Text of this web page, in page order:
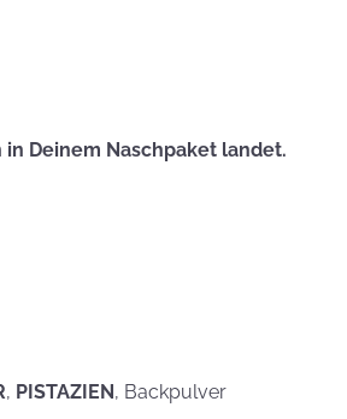
Dekoideen
Deinem Naschpaket landet.
, PISTAZIEN, Backpulver